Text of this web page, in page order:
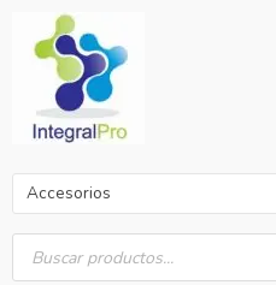
contenido
Accesorios
Búsqueda
productos